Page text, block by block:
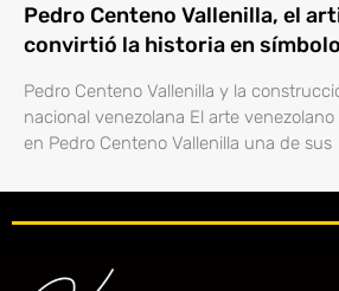
Pedro Centeno Vallenilla, el
convirtió la historia en
Pedro Centeno Vallenilla y la
nacional venezolana El arte
en Pedro Centeno Vallenilla una de sus